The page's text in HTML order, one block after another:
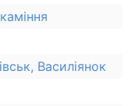
Василіянок